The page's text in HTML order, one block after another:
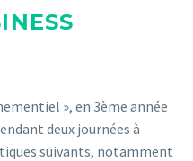
», en 3ème année
deux journées à
suivants, notamment